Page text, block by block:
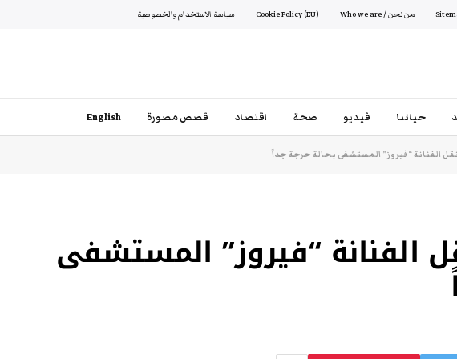
من نحن / Who we are Cookie Policy (EU) سياسة الاستخدام والخصوصية
حياتنا فيديو صحة اقتصاد قصص مصورة English
الفنانة “فيروز” المستشفى بحالة حرجة جداً
الفنانة “فيروز” المستشفى